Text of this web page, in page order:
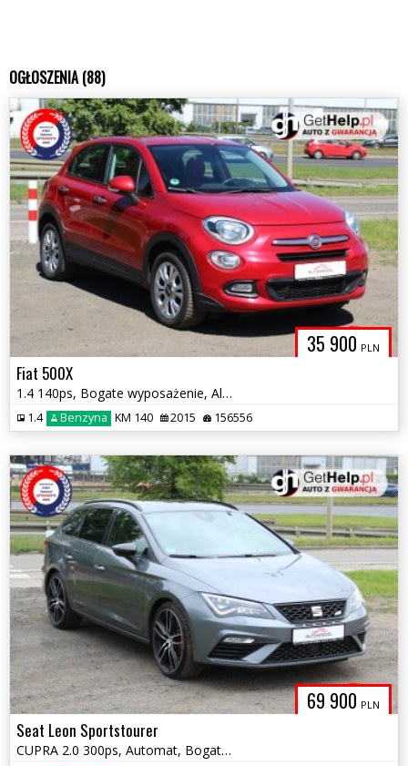
OGŁOSZENIA (88)
35 900 PLN
Fiat 500X
1.4 140ps, Bogate wyposażenie, Alufelgi, Hak
1.4 Benzyna KM 140 2015 156556
69 900 PLN
Seat Leon Sportstourer
CUPRA 2.0 300ps, Automat, Bogato wyposażony, 1 Właściciel